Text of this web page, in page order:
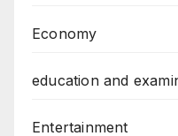
Economy
education and
Entertainment